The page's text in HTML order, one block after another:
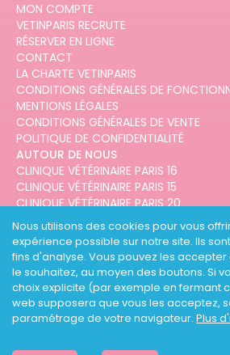
Nous utilisons des cookies pour vous
expérience possible sur notre site. Ils
fins d'analyse. Vous pouvez les accepter
le souhaitez, au moyen des boutons. Si
choix explicite (par exemple en fermant
web supposera que vous les acceptez,
paramétrage de votre navigateur. Plus
MON COMPTE
VETINPARIS RECRUTE
RÉSERVER EN LIGNE
CONTACT
LA CHARTE VETINPARIS
CONDITIONS GÉNÉRALES DE
MENTIONS LÉGALES
CONDITIONS GÉNÉRALES DE VENTE
POLITIQUE DE CONFIDENTIALITÉ
AUTOUR DE NOUS
CLINIQUE VÉTÉRINAIRE PARIS 16
CLINIQUE VÉTÉRINAIRE PARIS 15
CLINIQUE VÉTÉRINAIRE PARIS 20
CLINIQUE VÉTÉRINAIRE PARIS 12
CLINIQUE VÉTÉRINAIRE PARIS 10
CLINIQUE VÉTÉRINAIRE PARIS 3